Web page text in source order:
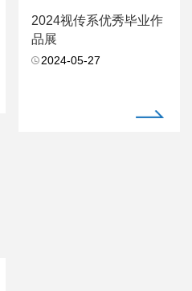
2024视传系优秀毕业作
品展
2024-05-27